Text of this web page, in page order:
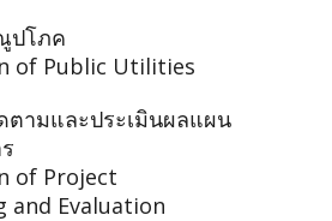
ปโภค
of Public Utilities
ตามและประเมินผลแผน
of Project
and Evaluation